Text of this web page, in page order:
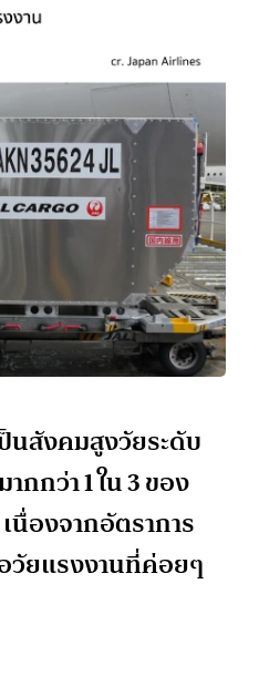
นสังคมสูงวัยระดับ
กว่า 1 ใน 3 ของ
นื่องจากอัตราการ
วัยแรงงานที่ค่อยๆ